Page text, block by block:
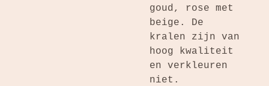
goud, rose met
beige. De
kralen zijn van
hoog kwaliteit
en verkleuren
niet.